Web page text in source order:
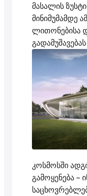
მასალის
მინიმუმამდე
ლითონებისა
კოსმოსში
გამოყენება –